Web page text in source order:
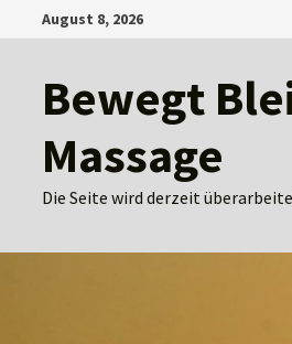
Inhalt
August 8, 2026
Bewegt
Massage
Die Seite wird derzeit